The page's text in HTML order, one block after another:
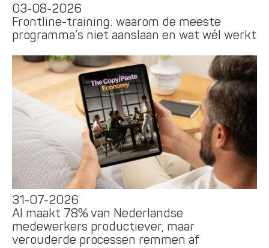
03-08-2026
Frontline-training: waarom de meeste
programma’s niet aanslaan en wat wél werkt
31-07-2026
AI maakt 78% van Nederlandse
medewerkers productiever, maar
verouderde processen remmen af